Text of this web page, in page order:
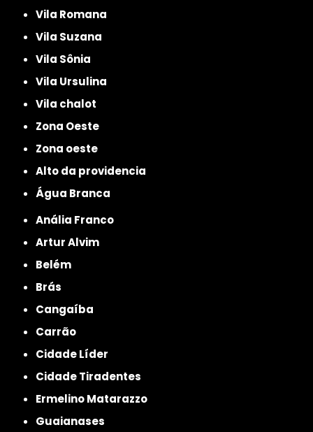
Vila Romana
Vila Suzana
Vila Sônia
Vila Ursulina
Vila chalot
Zona Oeste
Zona oeste
alto da providencia
Água Branca
Anália Franco
Artur Alvim
Belém
Brás
Cangaíba
Carrão
Cidade Líder
Cidade Tiradentes
Ermelino Matarazzo
Guaianases